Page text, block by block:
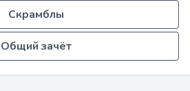
Скрамблы
Общий зачёт